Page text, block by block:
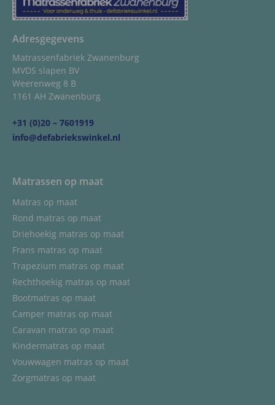
Adresgegevens
Matrassenfabriek Zwanenburg
MVDS slapen BV
Weerenweg 8 B
1161 AH Zwanenburg
+31 (0)20 – 7601919
info@defabriekswinkel.nl
Matrassen op maat
Matras op maat
Rond matras op maat
Driehoekig matras op maat
Frans matras op maat
Trapezium matras op maat
Rechthoekig matras op maat
Bootmatras op maat
Camper matras op maat
Caravan matras op maat
Kindermatras op maat
Vouwwagen matras op maat
Zorgmatras op maat